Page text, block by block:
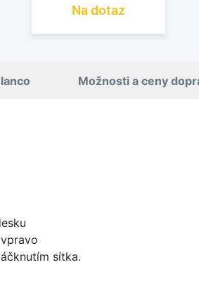
Na dotaz
Možnosti a ceny
sítka.